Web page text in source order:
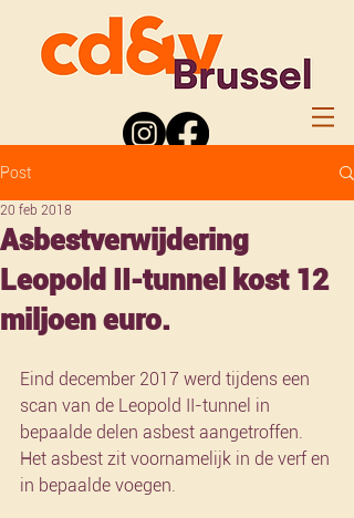
Post
Asbestverwijdering
Leopold II-tunnel kost 12
miljoen euro.
20 feb 2018
Eind december 2017 werd tijdens een
scan van de Leopold II-tunnel in
bepaalde delen asbest aangetroffen.
Het asbest zit voornamelijk in de verf en
in bepaalde voegen.